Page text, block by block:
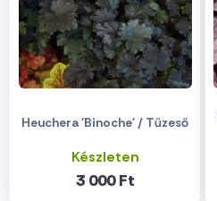
Heuchera 'Binoche' / Tűzeső
Készleten
3 000 Ft